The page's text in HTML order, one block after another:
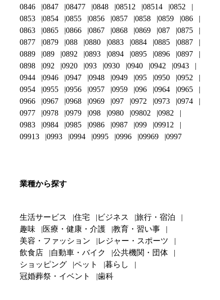
0846
0847 08477 0848 08512 08514
0852
0853
0854 0855 0856 0857 0858 0859
086
0863
0865 0866 0867 0868 0869 087
0875
0877
0879 088 0880 0883 0884 0885
0887
0889
089 0892 0893 0894 0895 0896
0897
0898
092 0920 093 0930 0940 0942
0943
0944
0946 0947 0948 0949 095 0950
0952
0954
0955 0956 0957 0959 096 0964
0965
0966
0967 0968 0969 097 0972 0973
0974
0977
0978 0979 098 0980 09802
0982
0983
0984 0985 0986 0987 099
09912
09913
0993 0994 0995 0996 09969 0997
業種から探す
生活サービス 住宅 ビジネス
旅行・宿泊
趣味
医療・健康・介護
教育・習い事
美容・ファッション
レジャー・スポーツ
飲食店
自動車・バイク
公共機関・団体
ショッピング
ペット
暮らし
冠婚葬祭・イベント
歯科